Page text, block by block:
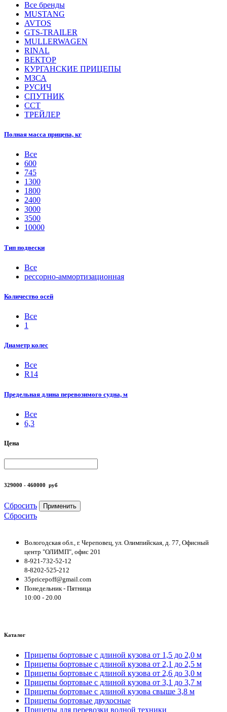
Все бренды
MUSTANG
AVTOS
GTS-TRAILER
MULLERWAGEN
RINAL
ВЕКТОР
КУРГАНСКИЕ ПРИЦЕПЫ
МЗСА
РУСИЧ
СПУТНИК
ССТ
ТРЕЙЛЕР
Полная масса прицепа, кг
Все
600
745
1300
1800
2400
3000
3500
10000
Тип подвески
Все
рессорно-аммортизационная
Количество осей
Все
1
Диаметр колес
Все
R14
Предельная длина перевозимого судна, м
Все
6,3
Цена
329000 - 460000 руб
Сбросить Применить
Сбросить
Вологодская обл., г. Череповец, ул. Олимпийская, д. 77, Офисный
центр "ОЛИМП", офис 201
8-921-732-52-12
8-8202-525-212
35pricepoff@gmail.com
Понедельник - Пятница
10:00 - 20.00
Каталог
Прицепы бортовые с длиной кузова от 1,5 до 2,0 м
Прицепы бортовые с длиной кузова от 2,1 до 2,5 м
Прицепы бортовые с длиной кузова от 2,6 до 3,0 м
Прицепы бортовые с длиной кузова от 3,1 до 3,7 м
Прицепы бортовые с длиной кузова свыше 3,8 м
Прицепы бортовые двухосные
Прицепы для перевозки водной техники